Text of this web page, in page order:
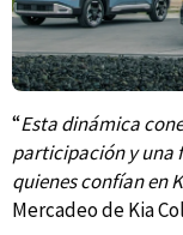
“Esta dinámica
participación y una
quienes confían en
Mercadeo de Kia